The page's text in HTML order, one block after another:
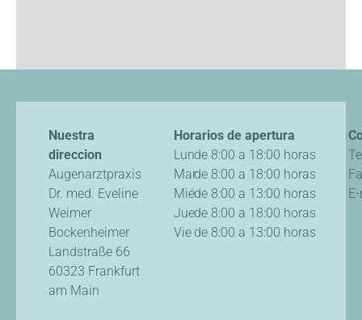
Nuestra
direccion
Augenarztpraxis
Dr. med. Eveline
Weimer
Bockenheimer
Landstraße 66
60323 Frankfurt
am Main
Horarios de apertura
Lunde 8:00 a 18:00 horas
Marde 8:00 a 18:00 horas
Miéde 8:00 a 13:00 horas
Juede 8:00 a 18:00 horas
Vie de 8:00 a 13:00 horas